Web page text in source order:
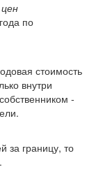
по
стоимость
внутри
-
за границу, то